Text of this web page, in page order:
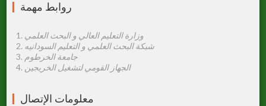
روابط مهمة
وزارة التعليم العالي و البحث العلمي
شبكة البحث العلمي و التعليم السودانيه
جامعة الخرطوم
الجهاز القومي لتشغيل الخريجين
معلومات اﻹتصال